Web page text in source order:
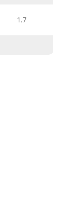
1.7